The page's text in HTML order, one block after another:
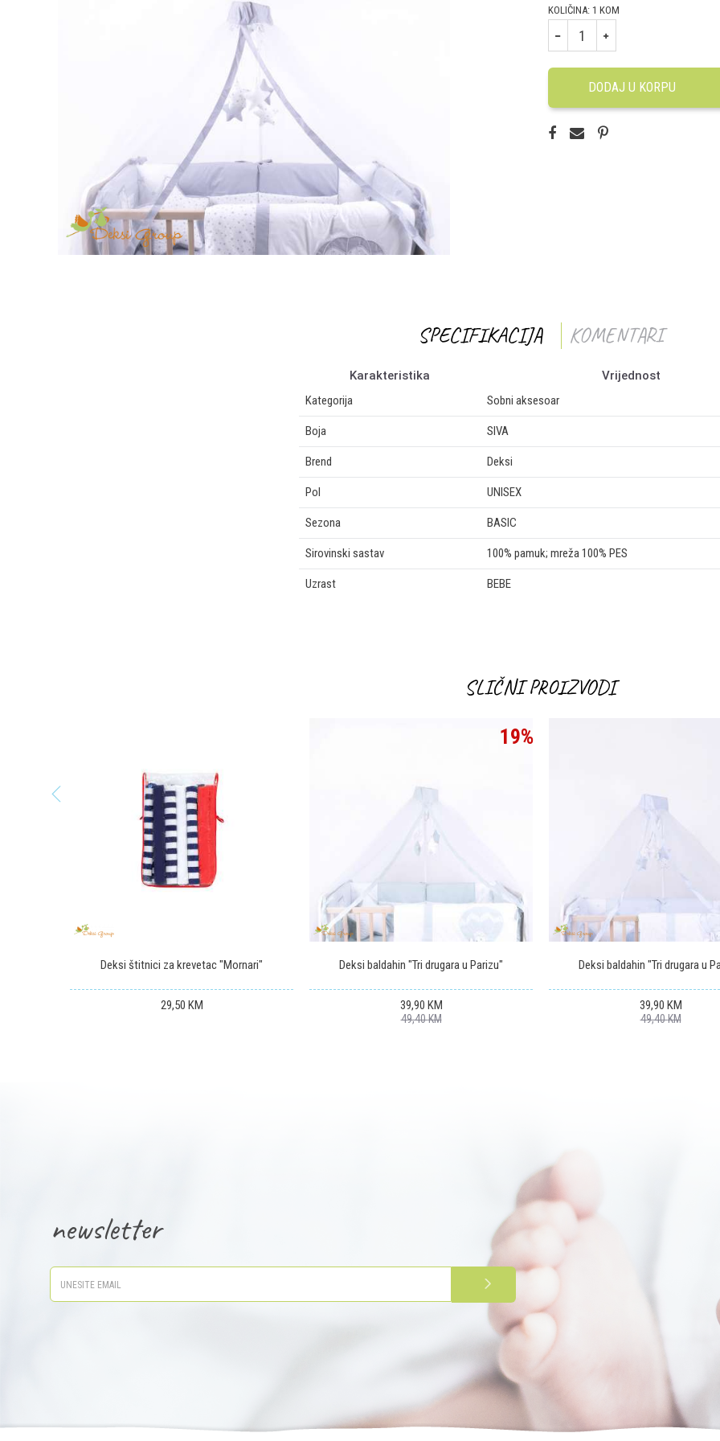
KOLIČINA: 1 KOM
DODAJ U KORPU
SPECIFIKACIJA KOMENTARI
Karakteristika
Vrijednost
Kategorija
Sobni aksesoar
Boja SIVA
Brend Deksi
Pol UNISEX
Sezona BASIC
Sirovinski sastav 100% pamuk; mreža 100% PES
Uzrast BEBE
POŠALJI
SLIČNI PROIZVODI
Deksi štitnici za krevetac "Mornari"
29,50 KM
19%
Deksi baldahin "Tri drugara u Parizu"
39,90 KM
49,40KM
Deksi baldahin "Tri drugara u
39,90 KM
49,40KM
newsletter
PRIJAVITE SE